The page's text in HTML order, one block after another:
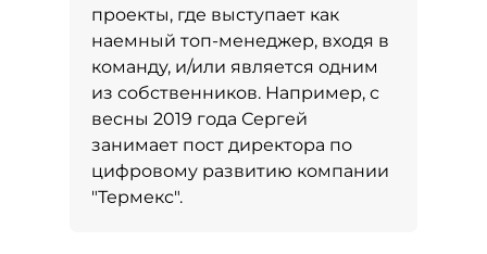
проекты, где выступает как
наемный топ-менеджер, входя в
команду, и/или является одним
из собственников. Например, с
весны 2019 года Сергей
занимает пост директора по
цифровому развитию компании
"Термекс".